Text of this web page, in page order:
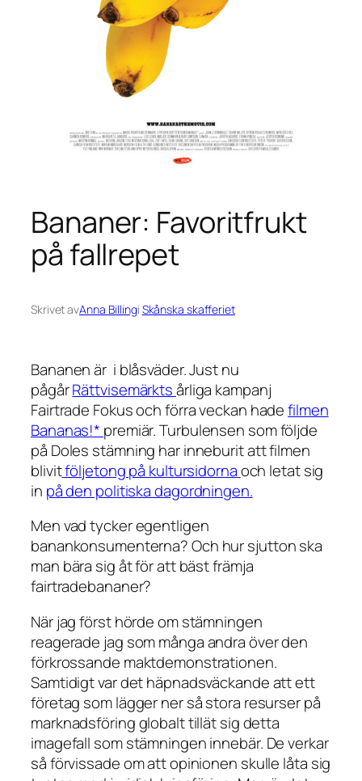
Bananer: Favoritfrukt
på fallrepet
Skrivet avAnna Billingi Skånska skafferiet
Bananen är i blåsväder. Just nu
pågårRättvisemärktsårliga kampanj
Fairtrade Fokus och förra veckan hadefilmen
Bananas!* premiär. Turbulensen som följde
på Doles stämning har inneburit att filmen
blivitföljetong på kultursidornaoch letat sig
in på den politiska dagordningen.
Men vad tycker egentligen
banankonsumenterna? Och hur sjutton ska
man bära sig åt för att bäst främja
fairtradebananer?
När jag först hörde om stämningen
reagerade jag som många andra över den
förkrossande maktdemonstrationen.
Samtidigt var det häpnadsväckande att ett
företag som lägger ner så stora resurser på
marknadsföring globalt tillät sig detta
imagefall som stämningen innebär. De verkar
så förvissade om att opinionen skulle låta sig